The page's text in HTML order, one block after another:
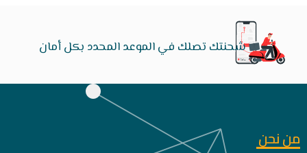
شحنتك تصلك في الموعد المحدد بكل أمان
من نحن